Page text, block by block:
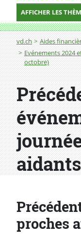
AFFICHER LES
Fil
vd.ch Aides
Evénements 2024
octobre)
aidants
proches